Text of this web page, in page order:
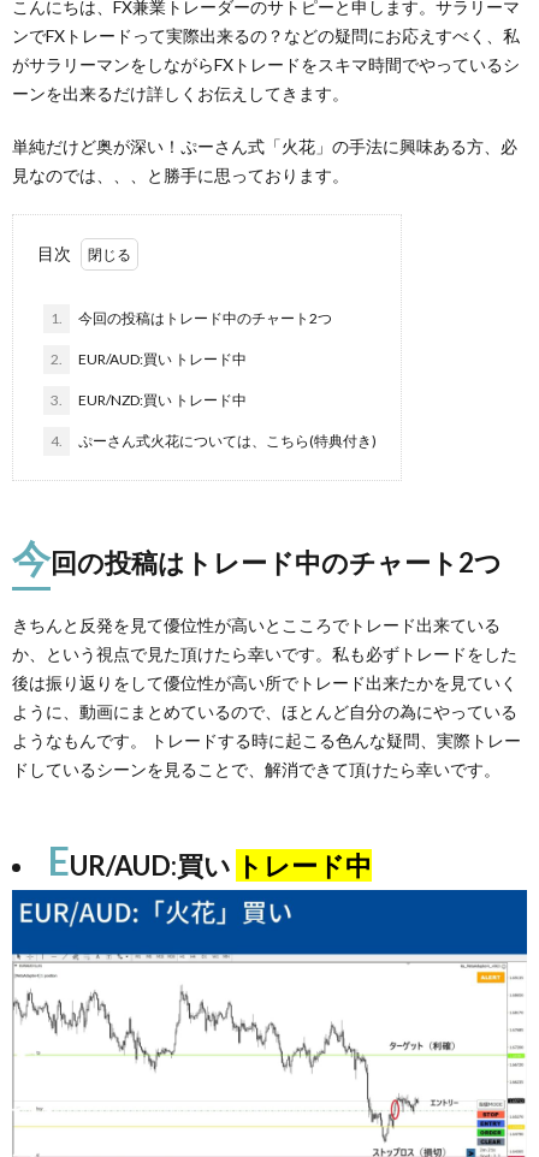
こんにちは、FX兼業トレーダーのサトピーと申します。サラリーマ
ンでFXトレードって実際出来るの？などの疑問にお応えすべく、私
がサラリーマンをしながらFXトレードをスキマ時間でやっているシ
ーンを出来るだけ詳しくお伝えしてきます。
単純だけど奥が深い！ぷーさん式「火花」の手法に興味ある方、必
見なのでは、、、と勝手に思っております。
目次
1. 今回の投稿はトレード中のチャート2つ
2. EUR/AUD:買い トレード中
3. EUR/NZD:買い トレード中
4. ぷーさん式火花については、こちら(特典付き)
今回の投稿はトレード中のチャート2つ
きちんと反発を見て優位性が高いとこころでトレード出来ている
か、という視点で見た頂けたら幸いです。私も必ずトレードをした
後は振り返りをして優位性が高い所でトレード出来たかを見ていく
ように、動画にまとめているので、ほとんど自分の為にやっている
ようなもんです。 トレードする時に起こる色んな疑問、実際トレー
ドしているシーンを見ることで、解消できて頂けたら幸いです。
EUR/AUD:買い トレード中